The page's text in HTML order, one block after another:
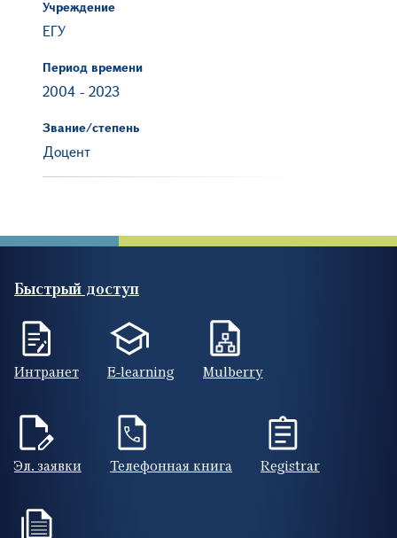
Учреждение
ЕГУ
Период времени
2004 - 2023
Звание/степень
Доцент
Быстрый доступ
Интранет E-learning Mulberry
Эл. заявки Телефонная книга Registrar